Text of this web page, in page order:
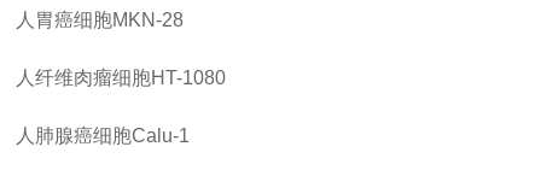
人胃癌细胞MKN-28
人纤维肉瘤细胞HT-1080
人肺腺癌细胞Calu-1